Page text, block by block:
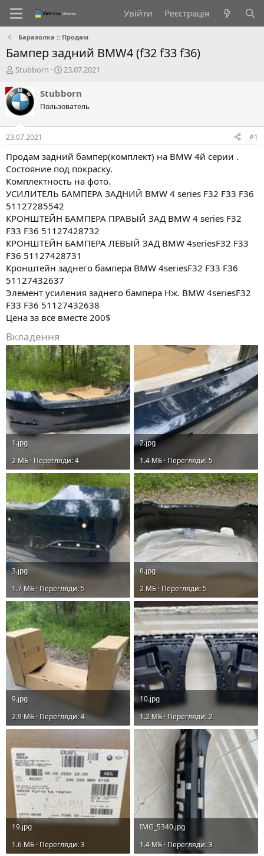
Увійти Реєстрація
Барахолка :: Продам
Бампер задний BMW4 (f32 f33 f36)
А
т
о
р
т
е
м
и
Stubborn
Д
т
с
о
р
н
н
я
23.07.2021
Stubborn
Пользователь
23.07.2021 #1
Продам задний бампер(комплект) на BMW 4й серии .
Состояние под покраску.
Комплектность на фото.
УСИЛИТЕЛЬ БАМПЕРА ЗАДНИЙ BMW 4 series F32 F33 F36
51127285542
КРОНШТЕЙН БАМПЕРА ПРАВЫЙ ЗАД BMW 4 series F32
F33 F36 51127428732
КРОНШТЕЙН БАМПЕРА ЛЕВЫЙ ЗАД BMW 4seriesF32 F33
F36 51127428731
Кронштейн заднего бампера BMW 4seriesF32 F33 F36
51127432637
Элемент усиления заднего бампера Нж. BMW 4seriesF32
F33 F36 51127432638
Цена за все вместе 200$
Вкладення
1.jpg
2 MБ · Перегляди: 4
2.jpg
1.4 MБ · Перегляди: 5
3.jpg
1.7 MБ · Перегляди: 5
6.jpg
2 MБ · Перегляди: 5
9.jpg
2.9 MБ · Перегляди: 4
10.jpg
1.2 MБ · Перегляди: 2
19.jpg
1.6 MБ · Перегляди: 3
IMG_5340.jpg
1.4 MБ · Перегляди: 3